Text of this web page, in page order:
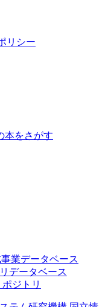
リシー
本をさがす
業データベース
データベース
ジトリ